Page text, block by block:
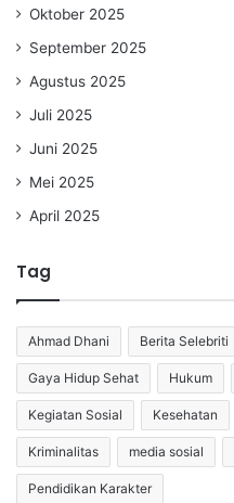
Oktober 2025
September 2025
Agustus 2025
Juli 2025
Juni 2025
Mei 2025
April 2025
Tag
Ahmad Dhani Berita Selebriti
Gaya Hidup Sehat Hukum
Kegiatan Sosial Kesehatan
Kriminalitas media sosial
Pendidikan Karakter